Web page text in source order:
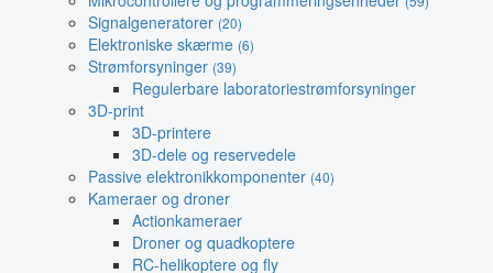
Signalgeneratorer (20)
Elektroniske skærme (6)
Strømforsyninger (39)
Regulerbare laboratoriestrømforsyninger
3D-print
3D-printere
3D-dele og reservedele
Passive elektronikkomponenter (40)
Kameraer og droner
Actionkameraer
Droner og quadkoptere
RC-helikoptere og fly